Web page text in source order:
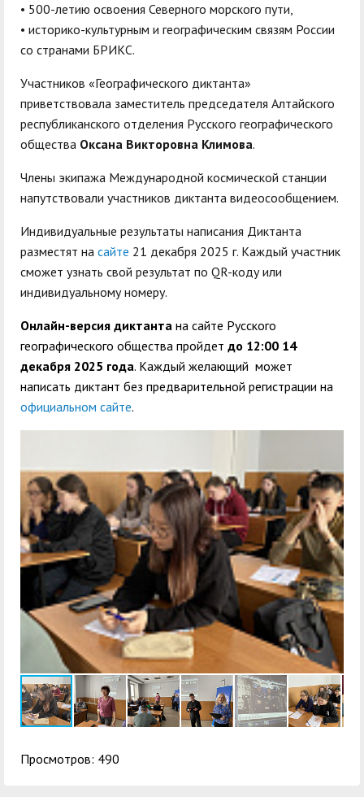
• 500-летию освоения Северного морского пути,
• историко-культурным и географическим связям России
со странами БРИКС.
Участников «Географического диктанта»
приветствовала заместитель председателя Алтайского
республиканского отделения Русского географического
общества Оксана Викторовна Климова.
Члены экипажа Международной космической станции
напутствовали участников диктанта видеосообщением.
Индивидуальные результаты написания Диктанта
разместят на сайте 21 декабря 2025 г. Каждый участник
сможет узнать свой результат по QR-коду или
индивидуальному номеру.
Онлайн-версия диктанта на сайте Русского
географического общества пройдет до 12:00 14
декабря 2025 года. Каждый желающий может
написать диктант без предварительной регистрации на
официальном сайте.
Просмотров: 490